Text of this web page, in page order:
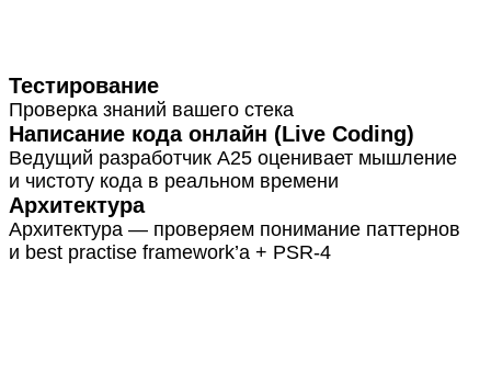
Тестирование
Проверка знаний вашего стека
Написание кода онлайн (Live Coding)
Ведущий разработчик А25 оценивает мышление
и чистоту кода в реальном времени
Архитектура
Архитектура — проверяем понимание паттернов
и best practise framework’а + PSR-4